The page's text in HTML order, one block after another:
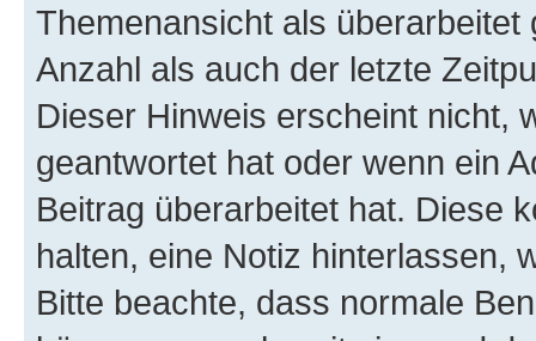
Themenansicht als
Anzahl als auch der letzte
Dieser Hinweis erscheint nicht,
geantwortet hat oder wenn ein
Beitrag überarbeitet hat. Diese
halten, eine Notiz hinterlassen,
Bitte beachte, dass normale